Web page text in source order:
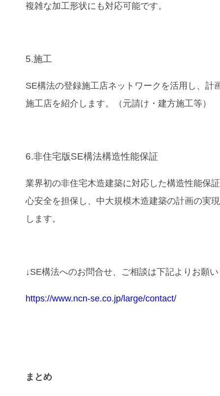
複雑な加工形状にも対応可能です。
5.施工
SE構法の登録施工店ネットワークを活用し、計
施工店を紹介します。（元請け・建方施工等）
6.非住宅版SE構法構造性能保証
業界初の非住宅木造建築に対応した構造性能保
心安全を担保し、中大規模木造建築の計画の実
します。
↓SE構法へのお問合せ、ご相談は下記よりお願
https://www.ncn-se.co.jp/large/contact/
まとめ